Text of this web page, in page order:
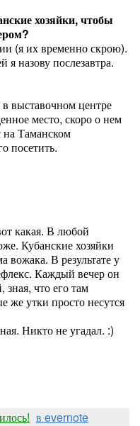
хозяйки, чтобы
(я их временно скрою).
назову послезавтра.
выставочном центре
место, скоро о нем
на Таманском
посетить.
какая. В любой
Кубанские хозяйки
В результате у
Каждый вечер он
зная, что его там
же утки просто несутся
Никто не угадал. :)
в evernote